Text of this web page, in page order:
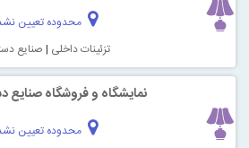
محدوده تعیین
تزئینات داخلی |صنایع
نمایشگاه و فروشگاه صنایع
محدوده تعیین